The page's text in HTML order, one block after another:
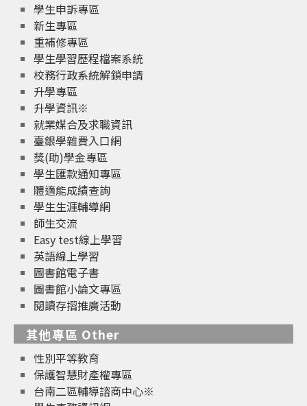
學生申訴專區
新生專區
重補修專區
學生學習歷程檔案系統
校務行政系統解鎖申請
升學專區
升學資訊※
就業媒合及求職資訊
臺銀學雜費入口網
獎(助)學金專區
學生匯款通知專區
體適能成績查詢
學生生涯輔導網
師生交流
Easy test線上學習
英語線上學習
圖書館電子書
圖書館小論文專區
閱讀存摺推廣活動
其他專區 Other
性別平等教育
保護智慧財產權專區
台南二區輔導諮商中心※